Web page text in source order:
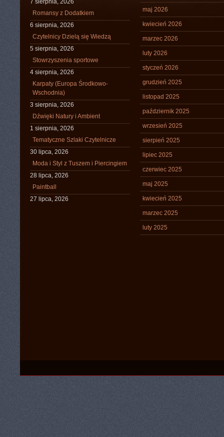
7 sierpnia, 2026
Romansy z Dodatkiem
6 sierpnia, 2026
Czytelnicy Dzielą się Wiedzą
5 sierpnia, 2026
Stowrzyszenia sportowe
4 sierpnia, 2026
Karpaty (Europa Środkowo-
Wschodnia)
3 sierpnia, 2026
Dźwięki Natury i Ambient
1 sierpnia, 2026
Tematyczne Szlaki Czytelnicze
30 lipca, 2026
Moda i Styl z Tuszem i Piercingiem
28 lipca, 2026
Paintball
27 lipca, 2026
maj 2026
kwiecień 2026
marzec 2026
luty 2026
styczeń 2026
grudzień 2025
listopad 2025
październik 2025
wrzesień 2025
sierpień 2025
lipiec 2025
czerwiec 2025
maj 2025
kwiecień 2025
marzec 2025
luty 2025